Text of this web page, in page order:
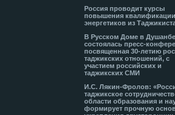
Россия проводит курсы
повышения
энергетиков из
В Русском Доме в
состоялась пресс-
посвященная 30-летию
таджикских отношений, с
участием российских и
таджикских СМИ
И.С. Лякин-Фролов:
таджикское
области образования и
формирует прочную